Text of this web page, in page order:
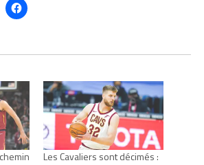
Les Cavaliers sont décimés :